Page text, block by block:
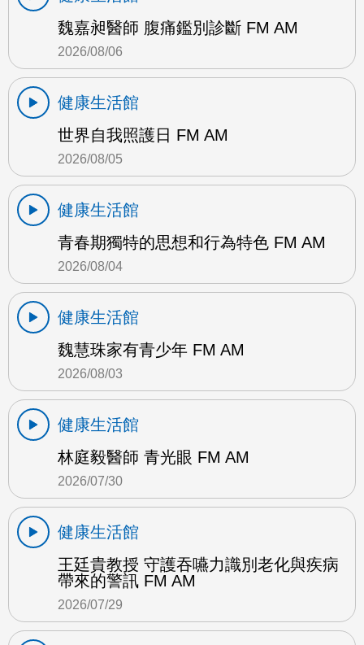
魏嘉昶醫師 腹痛鑑別診斷 FM AM
2026/08/06
健康生活館
世界自我照護日 FM AM
2026/08/05
健康生活館
青春期獨特的思想和行為特色 FM AM
2026/08/04
健康生活館
魏慧珠家有青少年 FM AM
2026/08/03
健康生活館
林庭毅醫師 青光眼 FM AM
2026/07/30
健康生活館
王廷貴教授 守護吞嚥力識別老化與疾病
帶來的警訊 FM AM
2026/07/29